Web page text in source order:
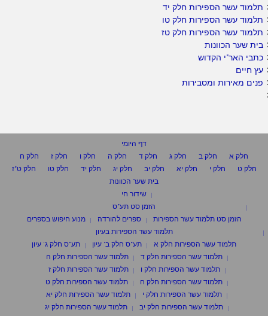
תלמוד עשר הספירות חלק יד
תלמוד עשר הספירות חלק טו
תלמוד עשר הספירות חלק טז
בית שער הכוונות
כתבי האר"י הקדוש
עץ חיים
פנים מאירות ומסבירות
דף היומי
חלק א
חלק ב חלק ג חלק ד חלק ה חלק ו חלק ז
חלק ח
חלק ט
חלק י חלק יא חלק יב חלק יג חלק יד חלק טו
חלק ט"ז
בית שער הכוונות
שידור חי
הזמן סט תע"ס
הזמן סט תלמוד עשר הספירות
ספרים להורדה
מנוע חיפוש בספרים
תלמוד עשר הספירות בעיון
תלמוד עשר הספירות חלק א
תע"ס חלק ב' עיון
תע"ס חלק ג' עיון
תלמוד עשר הספירות חלק ד
תלמוד עשר הספירות חלק ה
תלמוד עשר הספירות חלק ו
תלמוד עשר הספירות חלק ז
תלמוד עשר הספירות חלק ח
תלמוד עשר הספירות חלק ט
תלמוד עשר הספירות חלק י
תלמוד עשר הספירות חלק יא
תלמוד עשר הספירות חלק יב
תלמוד עשר הספירות חלק יג